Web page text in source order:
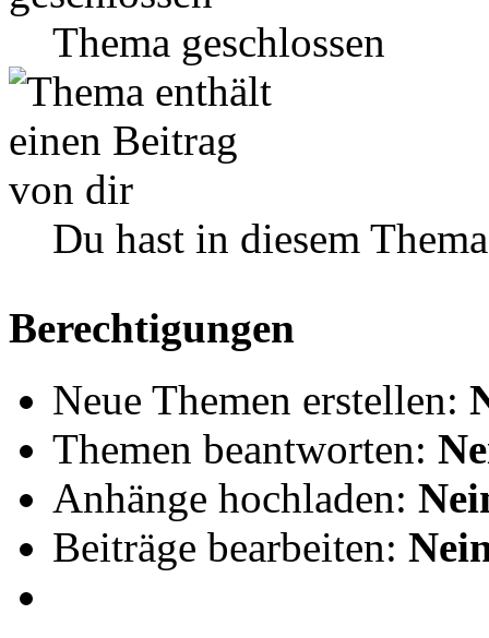
Thema geschlossen
Du hast in diesem
Berechtigungen
Neue Themen erstellen:
Themen beantworten:
Anhänge hochladen:
Beiträge bearbeiten: